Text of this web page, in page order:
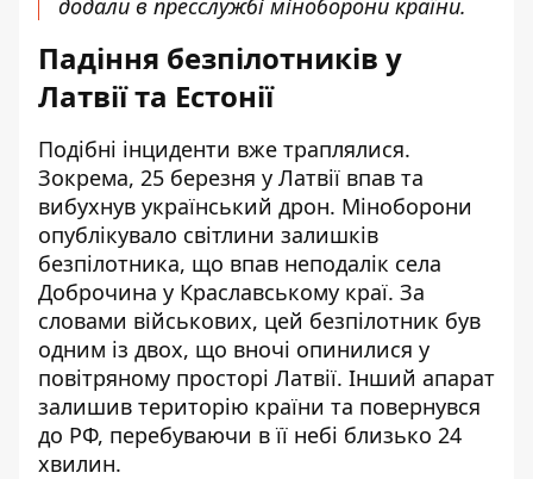
додали в пресслужбі міноборони країни.
Падіння безпілотників у
Латвії та Естонії
Подібні інциденти вже траплялися.
Зокрема, 25 березня у Латвії впав та
вибухнув український дрон. Міноборони
опублікувало світлини залишків
безпілотника, що впав неподалік села
Доброчина у Краславському краї. За
словами військових, цей безпілотник був
одним із двох, що вночі опинилися у
повітряному просторі Латвії. Інший апарат
залишив територію країни та повернувся
до РФ, перебуваючи в її небі близько 24
хвилин.